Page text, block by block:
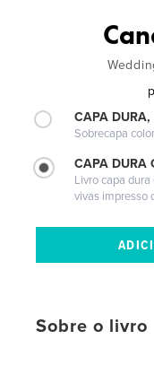
CAPA DURA,
Sobrecapa
CAPA DURA
Livro capa
vivas impresso
Sobre o livro